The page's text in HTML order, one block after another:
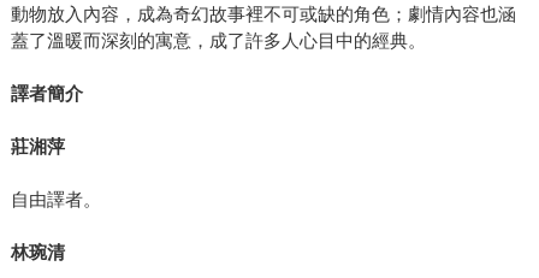
動物放入內容，成為奇幻故事裡不可或缺的角色；劇情內容也涵
蓋了溫暖而深刻的寓意，成了許多人心目中的經典。
譯者簡介
莊湘萍
自由譯者。
林琬清